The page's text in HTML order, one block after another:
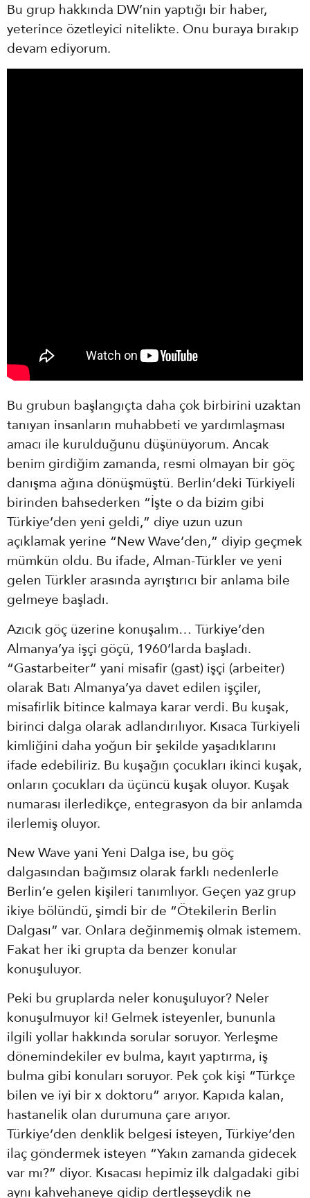
Bu grup hakkında DW’nin yaptığı bir haber,
yeterince özetleyici nitelikte. Onu buraya bırakıp
devam ediyorum.
Bu grubun başlangıçta daha çok birbirini uzaktan
tanıyan insanların muhabbeti ve yardımlaşması
amacı ile kurulduğunu düşünüyorum. Ancak
benim girdiğim zamanda, resmi olmayan bir göç
danışma ağına dönüşmüştü. Berlin’deki Türkiyeli
birinden bahsederken “İşte o da bizim gibi
Türkiye’den yeni geldi,” diye uzun uzun
açıklamak yerine “New Wave’den,” diyip geçmek
mümkün oldu. Bu ifade, Alman-Türkler ve yeni
gelen Türkler arasında ayrıştırıcı bir anlama bile
gelmeye başladı.
Azıcık göç üzerine konuşalım… Türkiye’den
Almanya’ya işçi göçü, 1960’larda başladı.
“Gastarbeiter” yani misafir (gast) işçi (arbeiter)
olarak Batı Almanya’ya davet edilen işçiler,
misafirlik bitince kalmaya karar verdi. Bu kuşak,
birinci dalga olarak adlandırılıyor. Kısaca Türkiyeli
kimliğini daha yoğun bir şekilde yaşadıklarını
ifade edebiliriz. Bu kuşağın çocukları ikinci kuşak,
onların çocukları da üçüncü kuşak oluyor. Kuşak
numarası ilerledikçe, entegrasyon da bir anlamda
ilerlemiş oluyor.
New Wave yani Yeni Dalga ise, bu göç
dalgasından bağımsız olarak farklı nedenlerle
Berlin’e gelen kişileri tanımlıyor. Geçen yaz grup
ikiye bölündü, şimdi bir de “Ötekilerin Berlin
Dalgası” var. Onlara değinmemiş olmak istemem.
Fakat her iki grupta da benzer konular
konuşuluyor.
Peki bu gruplarda neler konuşuluyor? Neler
konuşulmuyor ki! Gelmek isteyenler, bununla
ilgili yollar hakkında sorular soruyor. Yerleşme
dönemindekiler ev bulma, kayıt yaptırma, iş
bulma gibi konuları soruyor. Pek çok kişi “Türkçe
bilen ve iyi bir x doktoru” arıyor. Kapıda kalan,
hastanelik olan durumuna çare arıyor.
Türkiye’den denklik belgesi isteyen, Türkiye’den
ilaç göndermek isteyen “Yakın zamanda gidecek
var mı?” diyor. Kısacası hepimiz ilk dalgadaki gibi
aynı kahvehaneye gidip dertleşseydik ne